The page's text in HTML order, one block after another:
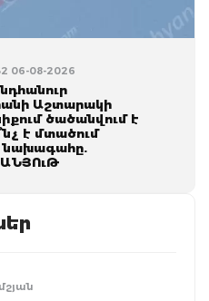
06-08-2026
Աշտարակի
ծածանվում է
է մտածում
նախագահը.